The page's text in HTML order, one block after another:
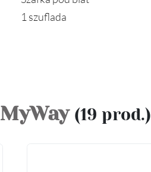
1 szuflada
MyWay (19 prod.)